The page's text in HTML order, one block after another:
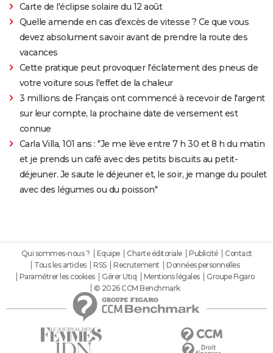
Carte de l'éclipse solaire du 12 août
Quelle amende en cas d'excès de vitesse ? Ce que vous
devez absolument savoir avant de prendre la route des
vacances
Cette pratique peut provoquer l'éclatement des pneus de
votre voiture sous l'effet de la chaleur
3 millions de Français ont commencé à recevoir de l'argent
sur leur compte, la prochaine date de versement est
connue
Carla Villa, 101 ans : "Je me lève entre 7 h 30 et 8 h du matin
et je prends un café avec des petits biscuits au petit-
déjeuner. Je saute le déjeuner et, le soir, je mange du poulet
avec des légumes ou du poisson"
Qui sommes-nous ? Equipe Charte éditoriale Publicité
Contact
Tous les articles
RSS Recrutement
Données personnelles
Paramétrer les cookies
Gérer Utiq Mentions légales
Groupe Figaro
© 2026 CCM Benchmark